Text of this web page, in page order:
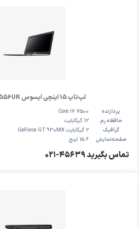
لپ‌تاپ 15 اینچی ایسوس K556UR - مدل E
پردازنده
Core i7 7500
حافظه رم
12 گیگابایت
گرافیک
2 گیگابایت GeForce GT 930MX
صفحه‌نمایش
15.6 اینچ
تماس بگیرید ۴۵۶۳۹-۰۲۱